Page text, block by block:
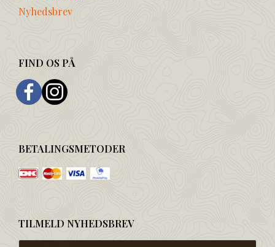
Nyhedsbrev
FIND OS PÅ
BETALINGSMETODER
TILMELD NYHEDSBREV